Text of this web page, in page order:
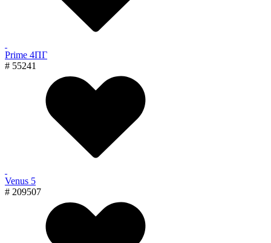
Prime 4ПГ
# 55241
Venus 5
# 209507